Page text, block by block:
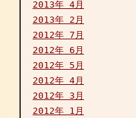
2013年 4月
2013年 2月
2012年 7月
2012年 6月
2012年 5月
2012年 4月
2012年 3月
2012年 1月